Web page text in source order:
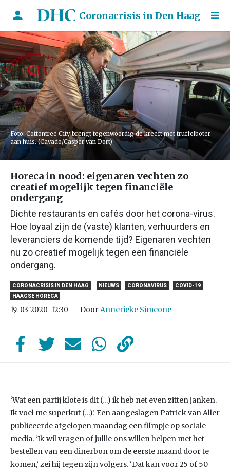
Coronacrisis in Den Haag
Foto: Cottontree City brengt tegenwoordig de kreeft met truffelboter
aan huis. (Cavado/Casper van Dort)
Horeca in nood: eigenaren vechten zo
creatief mogelijk tegen financiële
ondergang
Dichte restaurants en cafés door het corona-virus.
Hoe loyaal zijn de (vaste) klanten, verhuurders en
leveranciers de komende tijd? Eigenaren vechten
nu zo creatief mogelijk tegen een financiële
ondergang.
CORONACRISIS IN DEN HAAG NIEUWS CORONAVIRUS
COVID-19
HAAGSE HORECA
19-03-2020 12:30 DoorAnnerieke Simeone
‘Wat een partij klote is dit (…) ik heb net even zitten janken.
Ik voel me superkut (…).’ Een aangeslagen Patrick van Aller
publiceerde afgelopen maandag een filmpje op sociale
media. ‘Ik wil vragen of jullie ons willen helpen met het
bestellen van een dinerbon om de eerste maand door te
komen,’ zei hij tegen zijn volgers. ‘Dat kan voor 25 of 50